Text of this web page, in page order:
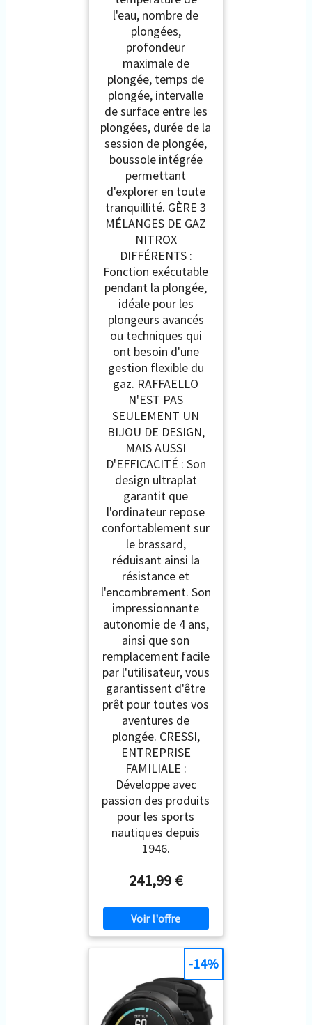
l'eau, nombre de
plongées,
profondeur
maximale de
plongée, temps de
plongée, intervalle
de surface entre les
plongées, durée de la
session de plongée,
boussole intégrée
permettant
d'explorer en toute
tranquillité. GÈRE 3
MÉLANGES DE GAZ
NITROX
DIFFÉRENTS :
Fonction exécutable
pendant la plongée,
idéale pour les
plongeurs avancés
ou techniques qui
ont besoin d'une
gestion flexible du
gaz. RAFFAELLO
N'EST PAS
SEULEMENT UN
BIJOU DE DESIGN,
MAIS AUSSI
D'EFFICACITÉ : Son
design ultraplat
garantit que
l'ordinateur repose
confortablement sur
le brassard,
réduisant ainsi la
résistance et
l'encombrement. Son
impressionnante
autonomie de 4 ans,
ainsi que son
remplacement facile
par l'utilisateur, vous
garantissent d'être
prêt pour toutes vos
aventures de
plongée. CRESSI,
ENTREPRISE
FAMILIALE :
Développe avec
passion des produits
pour les sports
nautiques depuis
1946.
241,99 €
-14%